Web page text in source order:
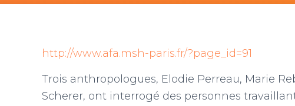
http://www.afa.msh-paris.fr/?page_id=91
Trois anthropologues, Elodie Perreau, Marie
Scherer, ont interrogé des personnes